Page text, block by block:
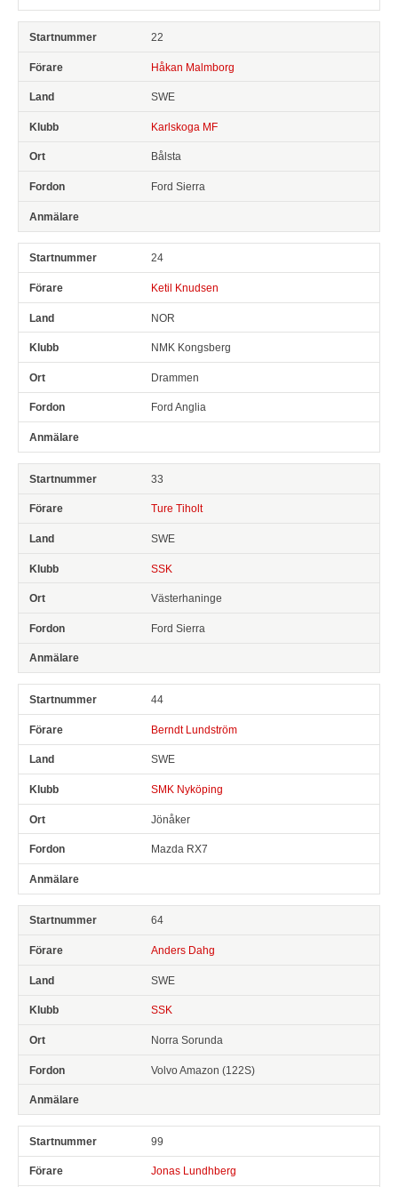
22
Håkan Malmborg
SWE
Karlskoga MF
Bålsta
Ford Sierra
24
Ketil Knudsen
NOR
NMK Kongsberg
Drammen
Ford Anglia
33
Ture Tiholt
SWE
SSK
Västerhaninge
Ford Sierra
44
Berndt Lundström
SWE
SMK Nyköping
Jönåker
Mazda RX7
64
Anders Dahg
SWE
SSK
Norra Sorunda
Volvo Amazon (122S)
99
Jonas Lundhberg